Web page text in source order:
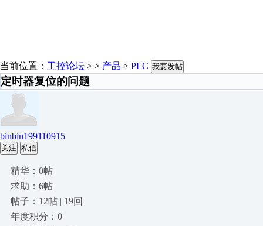
当前位置： 工控论坛 > > 产品 > PLC 我要发帖
定时器复位的问题
binbin199110915
关注 私信
精华：0帖
求助：6帖
帖子：12帖 | 19回
年度积分：0